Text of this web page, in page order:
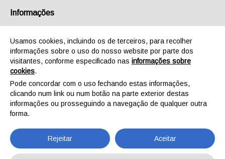
REFLEX
Informações
Usamos cookies, incluindo os de terceiros, para recolher
informações sobre o uso do nosso website por parte dos
visitantes, conforme especificado nas informações sobre
cookies.
Pode concordar com o uso fechando estas informações,
clicando num link ou num botão na parte exterior destas
informações ou prosseguindo a navegação de qualquer outra
forma.
Rejeitar Aceitar